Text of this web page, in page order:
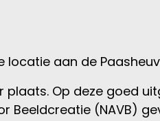
locatie aan de
plaats. Op deze goed
Beeldcreatie (NAVB)